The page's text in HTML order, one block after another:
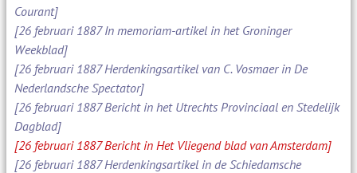
Courant]
[26 februari 1887 In memoriam-artikel in het Groninger
Weekblad]
[26 februari 1887 Herdenkingsartikel van C. Vosmaer in De
Nederlandsche Spectator]
[26 februari 1887 Bericht in het Utrechts Provinciaal en Stedelijk
Dagblad]
[26 februari 1887 Bericht in Het Vliegend blad van Amsterdam]
[26 februari 1887 Herdenkingsartikel in de Schiedamsche